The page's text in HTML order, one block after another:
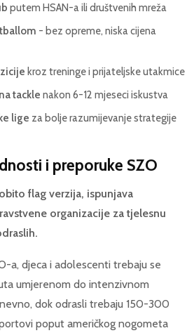
putem HSAN-a ili društvenih mreža
- bez opreme, niska cijena
kroz treninge i prijateljske utakmice
tackle nakon 6-12 mjeseci iskustva
lige za bolje razumijevanje strategije
i preporuke SZO
flag verzija, ispunjava
organizacije za tjelesnu
a, djeca i adolescenti trebaju se
umjerenom do intenzivnom
dok odrasli trebaju 150-300
poput američkog nogometa